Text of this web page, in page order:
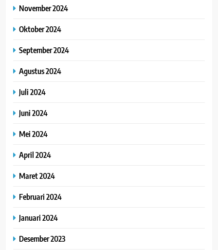
November 2024
Oktober 2024
September 2024
Agustus 2024
Juli 2024
Juni 2024
Mei 2024
April 2024
Maret 2024
Februari 2024
Januari 2024
Desember 2023